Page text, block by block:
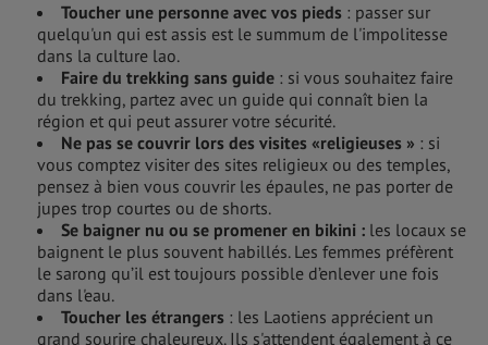
Toucher une personne avec vos pieds : passer sur
quelqu'un qui est assis est le summum de l'impolitesse
dans la culture lao.
Faire du trekking sans guide : si vous souhaitez faire
du trekking, partez avec un guide qui connaît bien la
région et qui peut assurer votre sécurité.
Ne pas se couvrir lors des visites «religieuses » : si
vous comptez visiter des sites religieux ou des temples,
pensez à bien vous couvrir les épaules, ne pas porter de
jupes trop courtes ou de shorts.
Se baigner nu ou se promener en bikini : les locaux se
baignent le plus souvent habillés. Les femmes préfèrent
le sarong qu’il est toujours possible d’enlever une fois
dans l'eau.
Toucher les étrangers : les Laotiens apprécient un
grand sourire chaleureux. Ils s'attendent également à ce